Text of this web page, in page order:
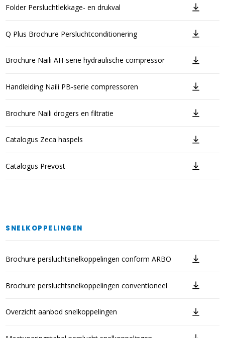
Folder Persluchtlekkage- en drukval
Q Plus Brochure Persluchtconditionering
Brochure Naili AH-serie hydraulische compressor
Handleiding Naili PB-serie compressoren
Brochure Naili drogers en filtratie
Catalogus Zeca haspels
Catalogus Prevost
SNELKOPPELINGEN
Brochure persluchtsnelkoppelingen conform ARBO
Brochure persluchtsnelkoppelingen conventioneel
Overzicht aanbod snelkoppelingen